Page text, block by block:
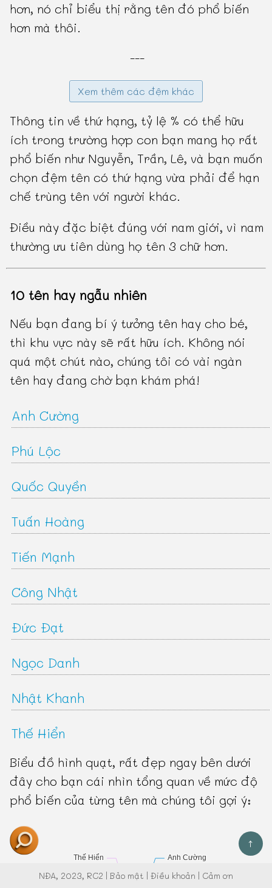
hơn, nó chỉ biểu thị rằng tên đó phổ biến
hơn mà thôi.
---
Xem thêm các đệm khác
Thông tin về thứ hạng, tỷ lệ % có thể hữu
ích trong trường hợp con bạn mang họ rất
phổ biến như Nguyễn, Trần, Lê, và bạn muốn
chọn đệm tên có thứ hạng vừa phải để hạn
chế trùng tên với người khác.
Điều này đặc biệt đúng với nam giới, vì nam
thường ưu tiên dùng họ tên 3 chữ hơn.
10 tên hay ngẫu nhiên
Nếu bạn đang bí ý tưởng tên hay cho bé,
thì khu vực này sẽ rất hữu ích. Không nói
quá một chút nào, chúng tôi có vài ngàn
tên hay đang chờ bạn khám phá!
Anh Cường
Phú Lộc
Quốc Quyền
Tuấn Hoàng
Tiến Mạnh
Công Nhật
Đức Đạt
Ngọc Danh
Nhật Khanh
Thế Hiển
Biểu đồ hình quạt, rất đẹp ngay bên dưới
đây cho bạn cái nhìn tổng quan về mức độ
phổ biến của từng tên mà chúng tôi gợi ý:
↑
NĐA, 2023, RC2 | Bảo mật | Điều khoản | Cảm ơn